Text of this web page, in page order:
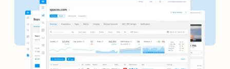
SEO pre pekárne
SEO pre banky
SEO pre holičstvá
SEO pre kaviarne so stolnými hrami